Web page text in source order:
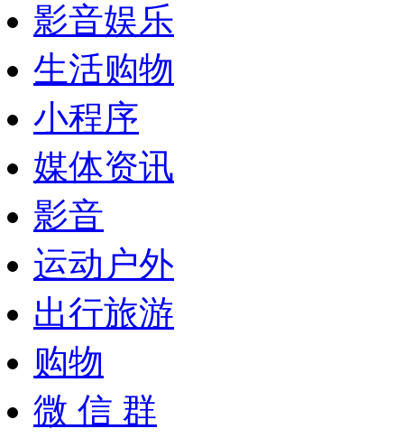
影音娱乐
生活购物
小程序
媒体资讯
影音
运动户外
出行旅游
购物
微 信 群